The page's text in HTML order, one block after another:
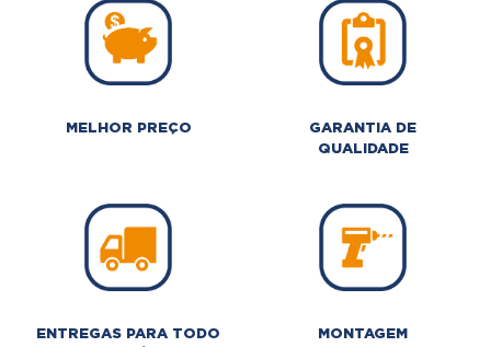
MELHOR PREÇO
GARANTIA DE
QUALIDADE
ENTREGAS PARA TODO
MONTAGEM